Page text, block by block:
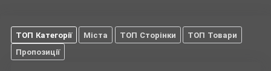
ТОП Категорії Міста ТОП Сторінки
ТОП Товари
Пропозиції